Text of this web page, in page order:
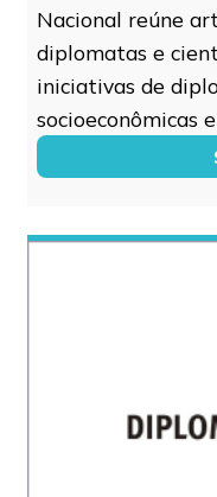
Nacional reúne
diplomatas e
iniciativas de
socioeconômicas